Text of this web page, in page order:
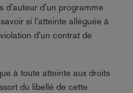
d’un programme
si l’atteinte alléguée à
d’un contrat de
à toute atteinte aux droits
du libellé de cette